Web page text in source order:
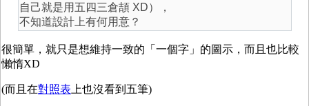
自己就是用五四三倉頡 XD），
不知道設計上有何用意？
很簡單，就只是想維持一致的「一個字」的圖示，而且也比較
懶惰XD
(而且在對照表上也沒看到五筆)